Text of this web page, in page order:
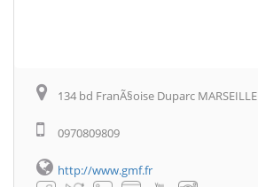
134 bd FranÃ§oise Duparc MARSEILLE
0970809809
http://www.gmf.fr